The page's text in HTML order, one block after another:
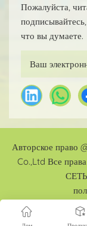
Пожалуйста,
что вы думаете.
Авторское
Co.,Ltd Все
СЕТЬ